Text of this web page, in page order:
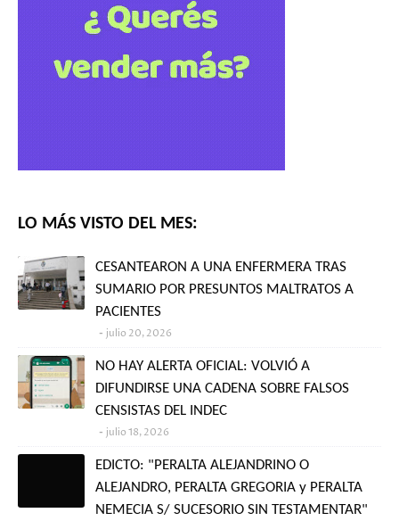
LO MÁS VISTO DEL MES:
CESANTEARON A UNA ENFERMERA TRAS
SUMARIO POR PRESUNTOS MALTRATOS A
PACIENTES
julio 20, 2026
NO HAY ALERTA OFICIAL: VOLVIÓ A
DIFUNDIRSE UNA CADENA SOBRE FALSOS
CENSISTAS DEL INDEC
julio 18, 2026
EDICTO: "PERALTA ALEJANDRINO O
ALEJANDRO, PERALTA GREGORIA y PERALTA
NEMECIA S/ SUCESORIO SIN TESTAMENTAR"